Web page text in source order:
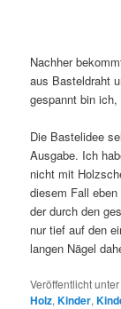
Nachher
aus Basteldraht
gespannt bin ich,
Die Bastelidee
Ausgabe. Ich
nicht mit
diesem Fall
der durch den
nur tief auf den
langen Nägel
Veröffentlicht unter
Holz,Kinder,